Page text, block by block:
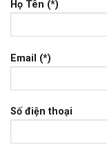
Họ Tên (*)
Email (*)
Số điện thoại